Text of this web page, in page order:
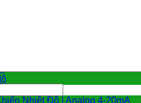
Nhiệt Độ | Analog 4-20mA